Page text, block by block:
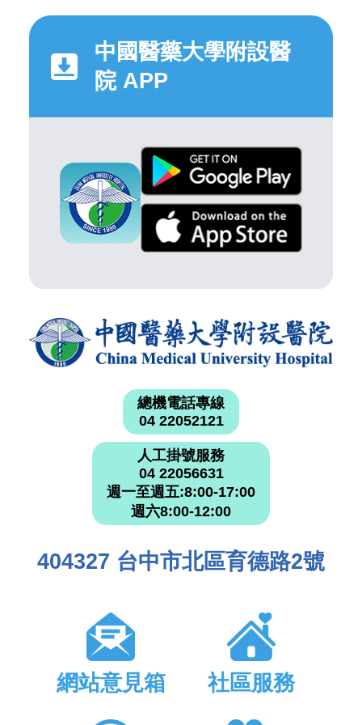
中國醫藥大學附設醫
院 APP
總機電話專線
04 22052121
人工掛號服務
04 22056631
週一至週五:8:00-17:00
週六8:00-12:00
404327 台中市北區育德路2號
網站意見箱 社區服務